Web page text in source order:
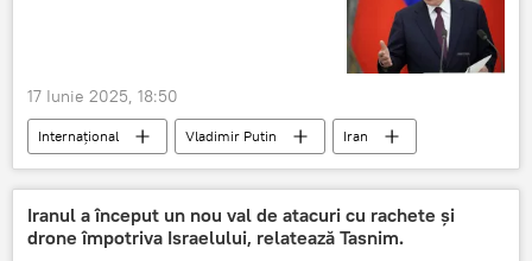
17 Iunie 2025, 18:50
Internațional Vladimir Putin
Iran
Israel
Iranul a început un nou val de atacuri cu rachete și
drone împotriva Israelului, relatează Tasnim.